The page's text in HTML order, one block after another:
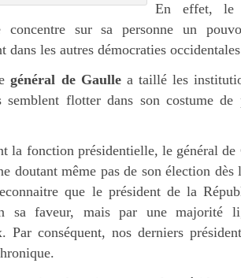
En effet, le
concentre sur sa personne un
dans les autres démocraties
général de Gaullea taillé les
semblent flotter dans son costume de
la fonction présidentielle, le général de
doutant même pas de son élection
que le président de la
sa faveur, mais par une majorité
Par conséquent, nos derniers